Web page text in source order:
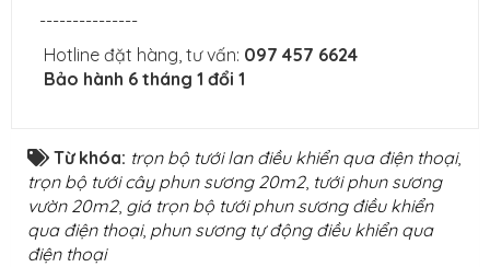
---------------
Hotline đặt hàng, tư vấn: 097 457 6624
Bảo hành 6 tháng 1 đổi 1
Từ khóa: trọn bộ tưới lan điều khiển qua điện thoại,
trọn bộ tưới cây phun sương 20m2, tưới phun sương
vườn 20m2, giá trọn bộ tưới phun sương điều khiển
qua điện thoại, phun sương tự động điều khiển qua
điện thoại